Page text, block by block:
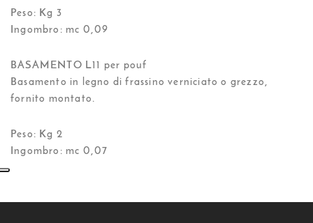
Peso: Kg 3
Ingombro: mc 0,09
BASAMENTO L11 per pouf
Basamento in legno di frassino verniciato o grezzo,
fornito montato.
Peso: Kg 2
Ingombro: mc 0,07